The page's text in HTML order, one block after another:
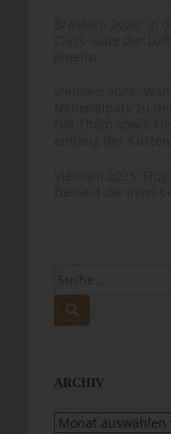
ARCHIV
Archiv